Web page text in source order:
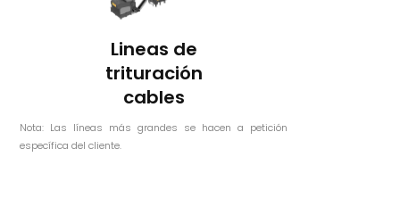
Lineas de
trituración
cables
Nota: Las líneas más grandes se hacen a petición
específica del cliente.